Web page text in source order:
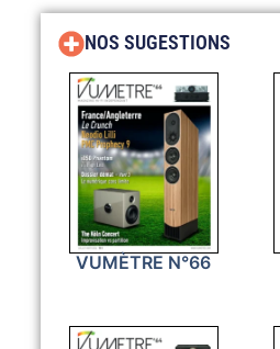
NOS SUGESTIONS
VUMÈTRE N°66